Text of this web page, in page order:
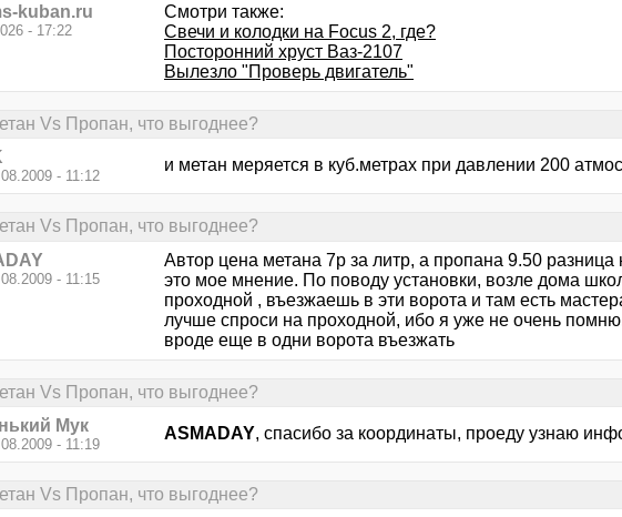
kuban.ru
- 17:22
Смотри также:
Свечи и колодки на Focus 2, где?
Посторонний хруст Ваз-2107
Вылезло "Проверь двигатель"
Vs Пропан, что выгоднее?
- 11:12
и метан меряется в куб.метрах при давлении 200
Vs Пропан, что выгоднее?
- 11:15
Автор цена метана 7р за литр, а пропана 9.50
это мое мнение. По поводу установки, возле дома
проходной , въезжаешь в эти ворота и там есть
лучше спроси на проходной, ибо я уже не очень
вроде еще в одни ворота въезжать
Vs Пропан, что выгоднее?
Мук
- 11:19
ASMADAY, спасибо за координаты, проеду узнаю
Vs Пропан, что выгоднее?